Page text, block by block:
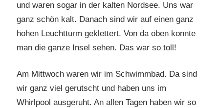
und waren sogar in der kalten Nordsee. Uns war
ganz schön kalt. Danach sind wir auf einen ganz
hohen Leuchtturm geklettert. Von da oben konnte
man die ganze Insel sehen. Das war so toll!
Am Mittwoch waren wir im Schwimmbad. Da sind
wir ganz viel gerutscht und haben uns im
Whirlpool ausgeruht. An allen Tagen haben wir so